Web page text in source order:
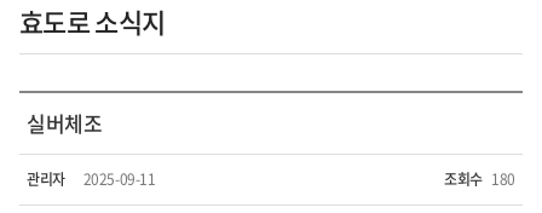
효도로 소식지
실버체조
관리자 2025-09-11 조회수 180